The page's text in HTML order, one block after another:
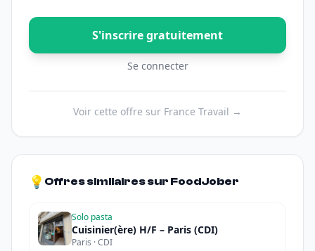
S'inscrire gratuitement
Se connecter
Voir cette offre sur France Travail →
💡 Offres similaires sur FoodJober
Solo pasta
Cuisinier(ère) H/F – Paris (CDI)
Paris · CDI